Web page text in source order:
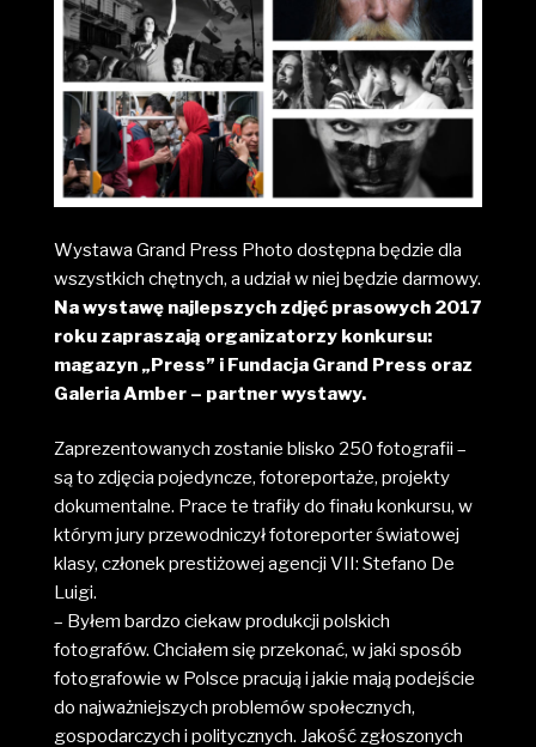
Wystawa Grand Press Photo dostępna będzie dla
wszystkich chętnych, a udział w niej będzie darmowy.
Na wystawę najlepszych zdjęć prasowych 2017
roku zapraszają organizatorzy konkursu:
magazyn „Press” i Fundacja Grand Press oraz
Galeria Amber – partner wystawy.
Zaprezentowanych zostanie blisko 250 fotografii –
są to zdjęcia pojedyncze, fotoreportaże, projekty
dokumentalne. Prace te trafiły do finału konkursu, w
którym jury przewodniczył fotoreporter światowej
klasy, członek prestiżowej agencji VII: Stefano De
Luigi.
– Byłem bardzo ciekaw produkcji polskich
fotografów. Chciałem się przekonać, w jaki sposób
fotografowie w Polsce pracują i jakie mają podejście
do najważniejszych problemów społecznych,
gospodarczych i politycznych. Jakość zgłoszonych